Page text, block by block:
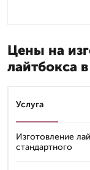
Цены на
лайтбокса
Услуга
Изготовление
стандартного